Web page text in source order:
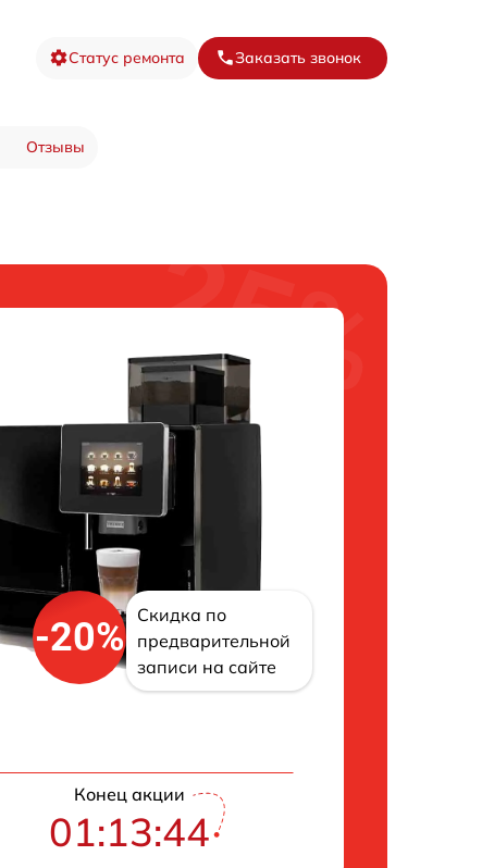
Статус ремонта Заказать звонок
Отзывы
-20%
Скидка по
предварительной
записи на сайте
Конец акции
01:13:43